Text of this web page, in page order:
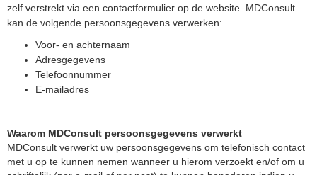
zelf verstrekt via een contactformulier op de website. MDConsult
kan de volgende persoonsgegevens verwerken:
Voor- en achternaam
Adresgegevens
Telefoonnummer
E-mailadres
Waarom MDConsult persoonsgegevens verwerkt
MDConsult verwerkt uw persoonsgegevens om telefonisch contact
met u op te kunnen nemen wanneer u hierom verzoekt en/of om u